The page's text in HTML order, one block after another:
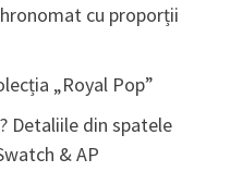
cu proporții
„Royal Pop”
Detaliile din spatele
& AP